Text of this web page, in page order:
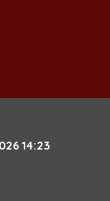
14:23